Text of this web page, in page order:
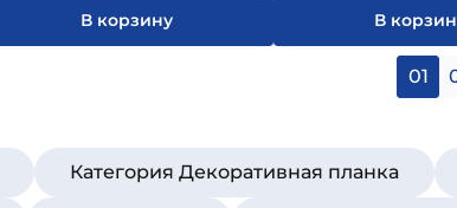
В корзину В
01
Категория Декоративная планка